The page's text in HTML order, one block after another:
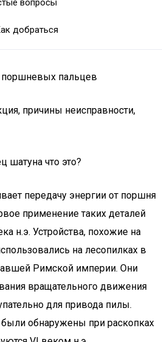
вопросы
добраться
поршневых пальцев
причины неисправности,
передачу энергии от поршня
применение таких деталей
н.э. Устройства, похожие на
на лесопилках в
Римской империи. Они
вращательного движения
для привода пилы.
обнаружены при раскопках